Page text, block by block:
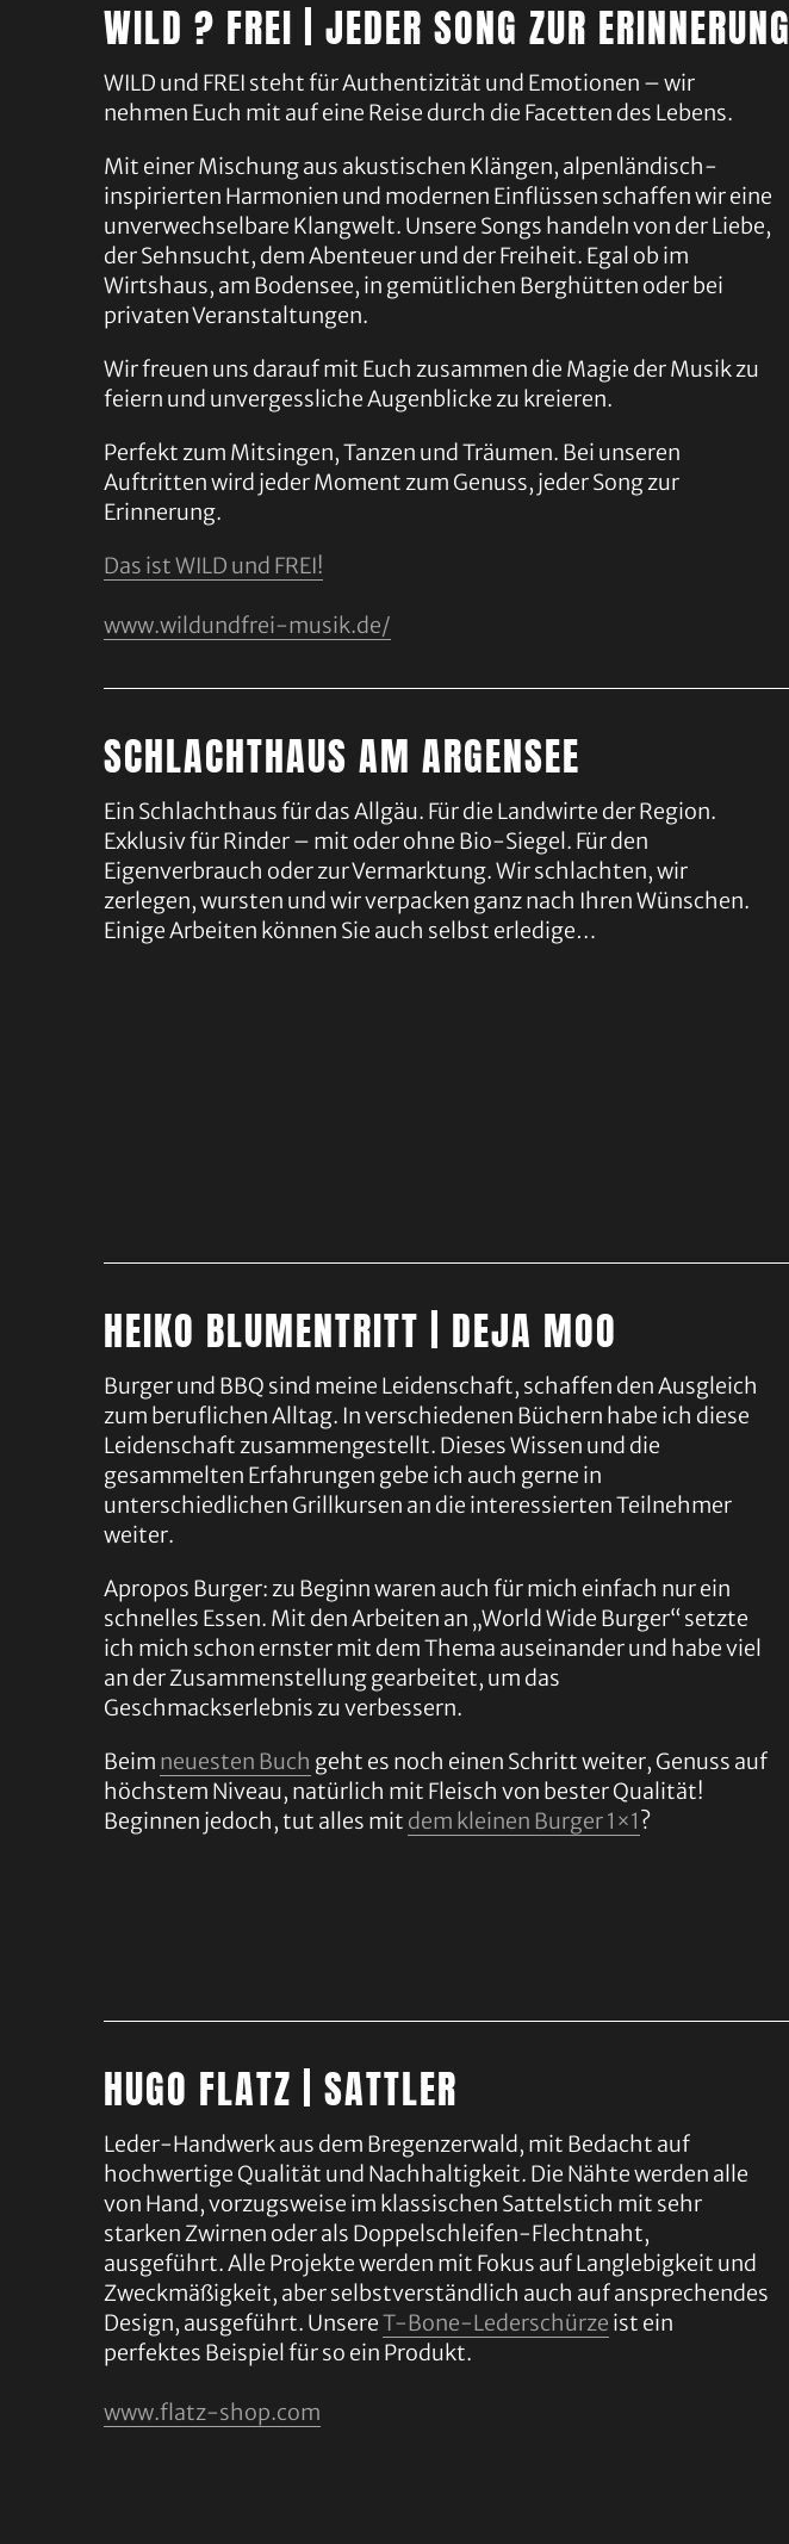
WILD ? FREI | JEDER SONG ZUR ERINNERUNG
WILD und FREI steht für Authentizität und Emotionen – wir
nehmen Euch mit auf eine Reise durch die Facetten des Lebens.
Mit einer Mischung aus akustischen Klängen, alpenländisch-
inspirierten Harmonien und modernen Einflüssen schaffen wireine
unverwechselbare Klangwelt. Unsere Songs handeln von der Liebe,
der Sehnsucht, dem Abenteuer und der Freiheit. Egal ob im
Wirtshaus, am Bodensee, in gemütlichen Berghütten oder bei
privaten Veranstaltungen.
Wir freuen uns darauf mit Euch zusammen die Magie der Musik zu
feiern und unvergessliche Augenblicke zu kreieren.
Perfekt zum Mitsingen, Tanzen und Träumen. Bei unseren
Auftritten wird jeder Moment zum Genuss, jeder Song zur
Erinnerung.
Das istWILD und FREI!
www.wildundfrei-musik.de/
SCHLACHTHAUS AM ARGENSEE
Ein Schlachthaus für das Allgäu. Für die Landwirte der Region.
Exklusiv für Rinder – mit oder ohne Bio-Siegel. Für den
Eigenverbrauch oder zur Vermarktung. Wir schlachten, wir
zerlegen, wursten und wir verpacken ganz nach Ihren Wünschen.
Einige Arbeiten können Sie auch selbst erledige…
HEIKO BLUMENTRITT | DEJA MOO
Burger und BBQ sind meine Leidenschaft, schaffen den Ausgleich
zum beruflichen Alltag. In verschiedenen Büchern habe ich diese
Leidenschaft zusammengestellt. Dieses Wissen und die
gesammelten Erfahrungen gebe ich auch gerne in
unterschiedlichen Grillkursen an die interessierten Teilnehmer
weiter.
Apropos Burger: zu Beginn waren auch für mich einfach nur ein
schnelles Essen. Mit den Arbeiten an „World Wide Burger“ setzte
ich mich schon ernster mit dem Thema auseinander und habe viel
an der Zusammenstellung gearbeitet, um das
Geschmackserlebnis zu verbessern.
Beim neuesten Buch geht es noch einen Schritt weiter, Genuss auf
höchstem Niveau, natürlich mit Fleisch von bester Qualität!
Beginnen jedoch, tut alles mit dem kleinen Burger 1×1?
HUGO FLATZ | SATTLER
Leder-Handwerk aus dem Bregenzerwald, mit Bedacht auf
hochwertige Qualität und Nachhaltigkeit. Die Nähte werden alle
von Hand, vorzugsweise im klassischen Sattelstich mit sehr
starken Zwirnen oder als Doppelschleifen-Flechtnaht,
ausgeführt. Alle Projekte werden mit Fokus auf Langlebigkeit und
Zweckmäßigkeit, aber selbstverständlich auch auf ansprechendes
Design, ausgeführt. UnsereT-Bone-Lederschürze ist ein
perfektes Beispiel für so ein Produkt.
www.flatz-shop.com